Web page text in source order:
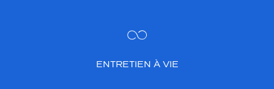
ENTRETIEN À VIE